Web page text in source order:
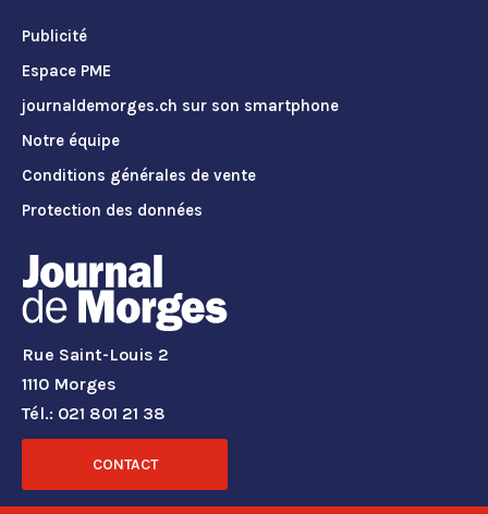
Publicité
Espace PME
journaldemorges.ch sur son smartphone
Notre équipe
Conditions générales de vente
Protection des données
Rue Saint-Louis 2
1110 Morges
Tél.: 021 801 21 38
CONTACT